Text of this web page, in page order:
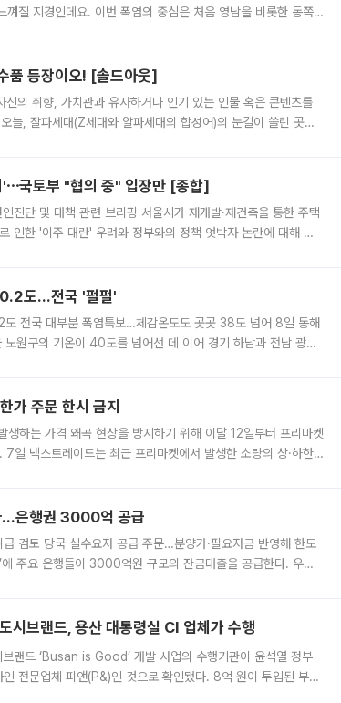
질 지경인데요. 이번 폭염의 중심은 처음 영남을 비롯한 동쪽
품 등장이오! [솔드아웃]
신의 취향, 가치관과 유사하거나 인기 있는 인물 혹은 콘텐츠를
, 잘파세대(Z세대와 알파세대의 합성어)의 눈길이 쏠린 곳은
'⋯국토부 "협의 중" 입장만 [종합]
진단 및 대책 관련 브리핑 서울시가 재개발·재건축을 통한 주택
인한 '이주 대란' 우려와 정부와의 정책 엇박자 논란에 대해 정
도…전국 '펄펄'
전국 대부분 폭염특보…체감온도도 곳곳 38도 넘어 8일 동해
원구의 기온이 40도를 넘어선 데 이어 경기 하남과 전남 광양
가 주문 한시 금지
생하는 가격 왜곡 현상을 방지하기 위해 이달 12일부터 프리마켓
일 넥스트레이드는 최근 프리마켓에서 발생한 소량의 상·하한
…은행권 3000억 공급
검토 당국 실수요자 공급 주문…분양가·필요자금 반영해 한도
주요 은행들이 3000억원 규모의 잔금대출을 공급한다. 우리
브랜드, 용산 대통령실 CI 업체가 수행
랜드 ‘Busan is Good’ 개발 사업의 수행기관이 윤석열 정부
전문업체 피앤(P&)인 것으로 확인됐다. 8억 원이 투입된 부산